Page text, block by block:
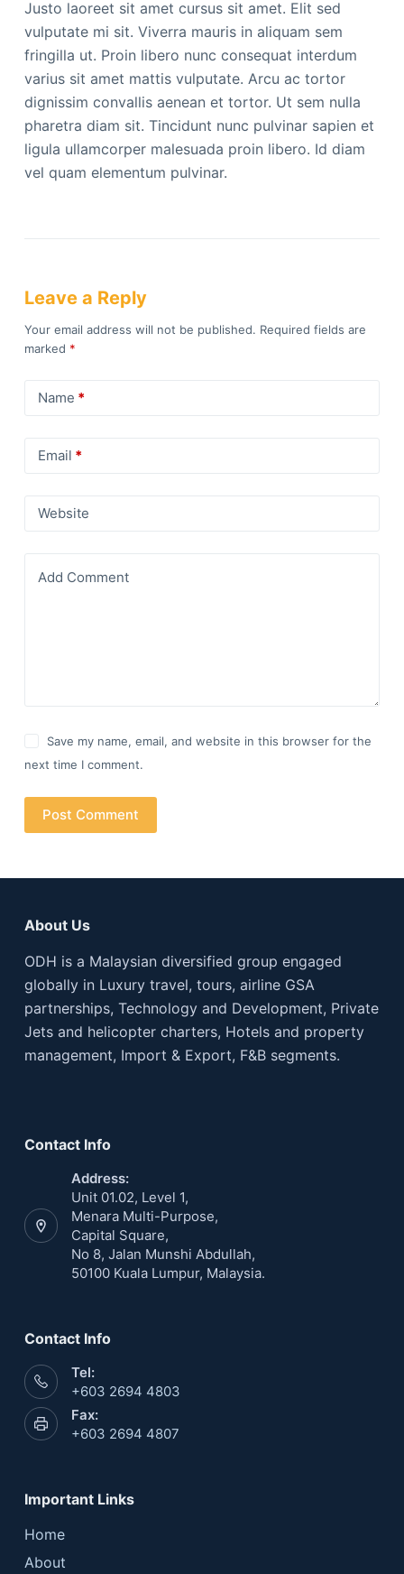
Justo laoreet sit amet cursus sit amet. Elit sed
vulputate mi sit. Viverra mauris in aliquam sem
fringilla ut. Proin libero nunc consequat interdum
varius sit amet mattis vulputate. Arcu ac tortor
dignissim convallis aenean et tortor. Ut sem nulla
pharetra diam sit. Tincidunt nunc pulvinar sapien et
ligula ullamcorper malesuada proin libero. Id diam
vel quam elementum pulvinar.
Leave a Reply
Your email address will not be published. Required fields are
marked *
Name *
Email *
Website
Add Comment
Save my name, email, and website in this browser for the
next time I comment.
Post Comment
About Us
ODH is a Malaysian diversified group engaged
globally in Luxury travel, tours, airline GSA
partnerships, Technology and Development, Private
Jets and helicopter charters, Hotels and property
management, Import & Export, F&B segments.
Contact Info
Address:
Unit 01.02, Level 1,
Menara Multi-Purpose,
Capital Square,
No 8, Jalan Munshi Abdullah,
50100 Kuala Lumpur, Malaysia.
Contact Info
Tel:
+603 2694 4803
Fax:
+603 2694 4807
Important Links
Home
About